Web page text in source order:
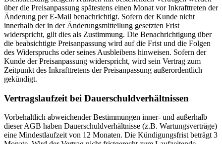
über die Preisanpassung spätestens einen Monat vor Inkrafttreten der
Änderung per E-Mail benachrichtigt. Sofern der Kunde nicht
innerhalb der in der Änderungsmitteilung gesetzten Frist
widerspricht, gilt dies als Zustimmung. Die Benachrichtigung über
die beabsichtigte Preisanpassung wird auf die Frist und die Folgen
des Widerspruchs oder seines Ausbleibens hinweisen. Sofern der
Kunde der Preisanpassung widerspricht, wird sein Vertrag zum
Zeitpunkt des Inkrafttretens der Preisanpassung außerordentlich
gekündigt.
Vertragslaufzeit bei Dauerschuldverhältnissen
Vorbehaltlich abweichender Bestimmungen inner- und außerhalb
dieser AGB haben Dauerschuldverhältnisse (z.B. Wartungsverträge)
eine Mindestlaufzeit von 12 Monaten. Die Kündigungsfrist beträgt 3